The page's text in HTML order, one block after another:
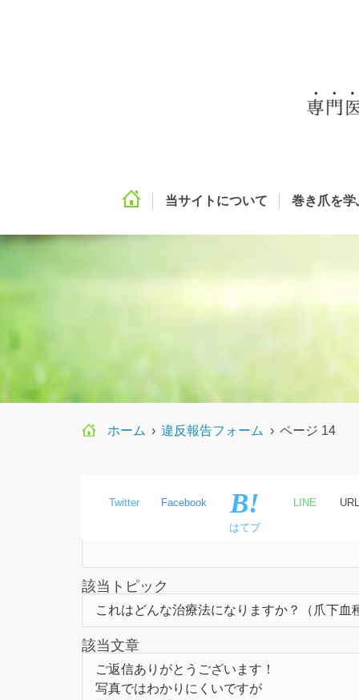
当サイトについて 巻き爪を学
ホーム › 違反報告フォーム › ページ 14
Twitter Facebook
はてブ
LINE
該当トピック
該当文章